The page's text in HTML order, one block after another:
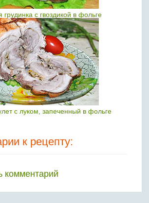
грудинка с гвоздикой в фольге
с луком, запеченный в фольге
к рецепту:
комментарий